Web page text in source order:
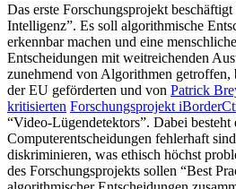
Das erste Forschungsprojekt
Intelligenz”. Es soll algorithmische
erkennbar machen und eine
Entscheidungen mit weitreichenden
zunehmend von Algorithmen getroffen,
der EU geförderten und von Patrick
kritisierten Forschungsprojekt
“Video-Lügendetektors”. Dabei besteht
Computerentscheidungen fehlerhaft
diskriminieren, was ethisch höchst
des Forschungsprojekts sollen “Best